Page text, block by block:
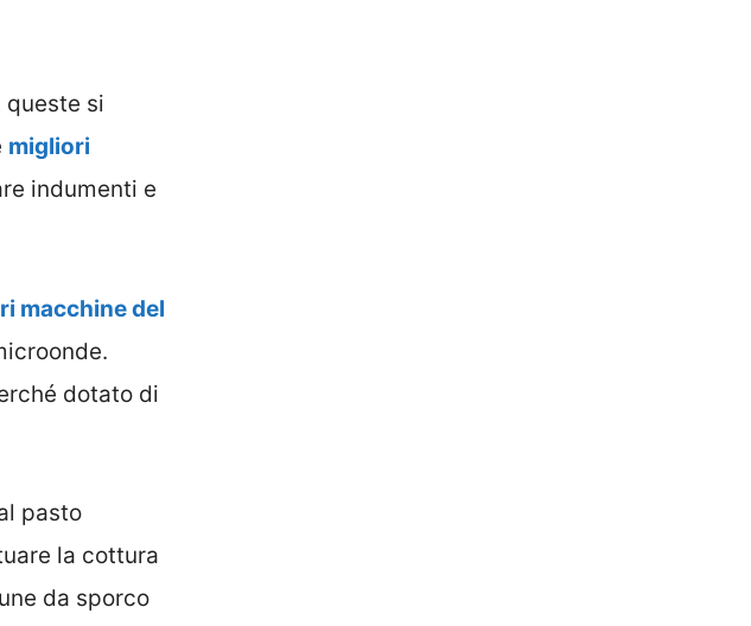
queste si
migliori
indumenti e
macchine del
dotato di
pasto
la cottura
da sporco